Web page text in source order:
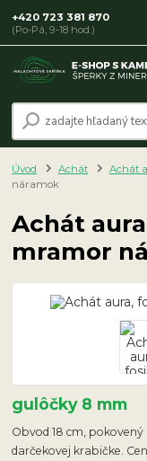
+420 723 381 870
(Po-Pá, 9-18 hod.)
Úvod Achát Achát
náramok
Achát
mramor
gulôčky 8 mm
Obvod 18 cm,
darčekovej krabičke.